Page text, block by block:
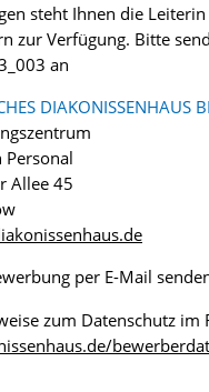
steht Ihnen die
zur Verfügung. Bitte
an
DIAKONISSENHAUS
Personal
Allee 45
per E-Mail
zum Datenschutz